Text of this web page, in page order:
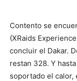
Contento se
(XRaids
concluir el Dakar.
restan 328. Y
soportado el calor,